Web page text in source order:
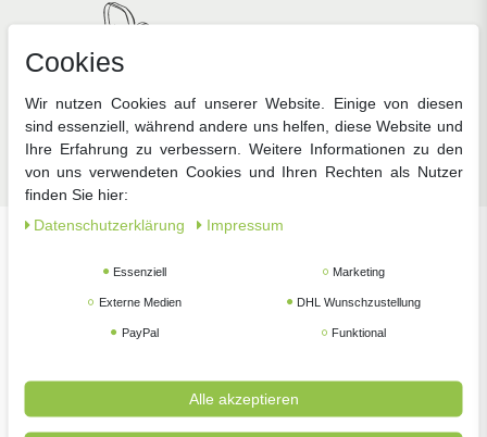
Zubehör
Unsere beliebtesten Marken
Cookies
Wir nutzen Cookies auf unserer Website. Einige von diesen
sind essenziell, während andere uns helfen, diese Website und
Ihre Erfahrung zu verbessern. Weitere Informationen zu den
von uns verwendeten Cookies und Ihren Rechten als Nutzer
finden Sie hier:
Daten­schutz­erklärung
Impressum
Essenziell Marketing
Externe Medien DHL Wunschzustellung
PayPal Funktional
Alle akzeptieren